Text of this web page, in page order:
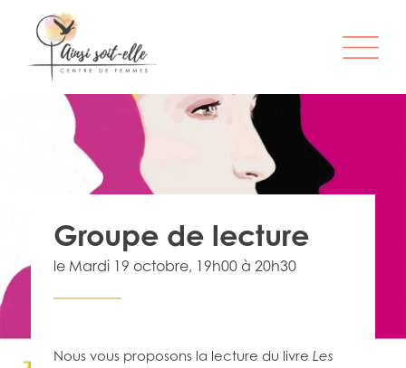
L’ORGANISME
ATELIERS & ACTIVITÉS
ÊTRE MEMBRE
S’IMPLIQUER
Groupe de lecture
le Mardi 19 octobre, 19h00 à 20h30
Nous vous proposons la lecture du livre Les